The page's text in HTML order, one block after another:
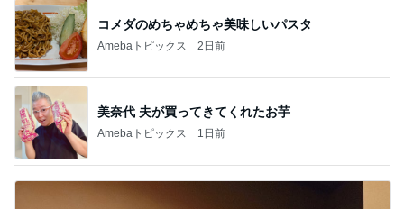
コメダのめちゃめちゃ美味しいパスタ
Amebaトピックス 2日前
美奈代 夫が買ってきてくれたお芋
Amebaトピックス 1日前